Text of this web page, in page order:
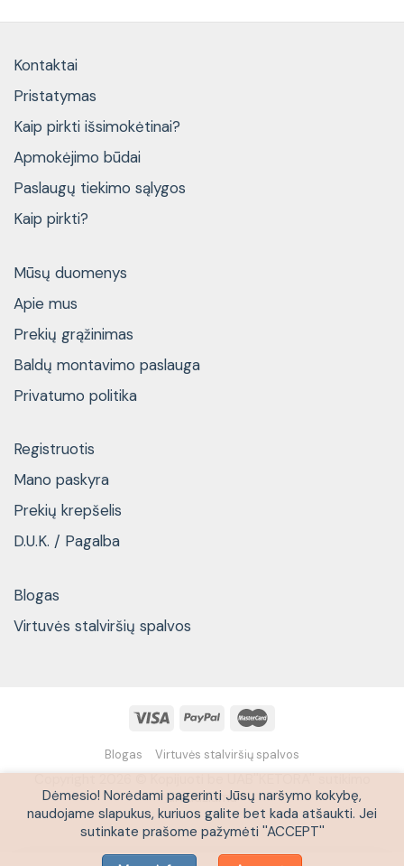
Kontaktai
Pristatymas
Kaip pirkti išsimokėtinai?
Apmokėjimo būdai
Paslaugų tiekimo sąlygos
Kaip pirkti?
Mūsų duomenys
Apie mus
Prekių grąžinimas
Baldų montavimo paslauga
Privatumo politika
Registruotis
Mano paskyra
Prekių krepšelis
D.U.K. / Pagalba
Blogas
Virtuvės stalviršių spalvos
Blogas Virtuvės stalviršių spalvos
Copyright 2026 © Kopijuoti be UAB''KETORA'' sutikimo
draudžiama
Dėmesio! Norėdami pagerinti Jūsų naršymo kokybę,
naudojame slapukus, kuriuos galite bet kada atšaukti. Jei
sutinkate prašome pažymėti ''ACCEPT''